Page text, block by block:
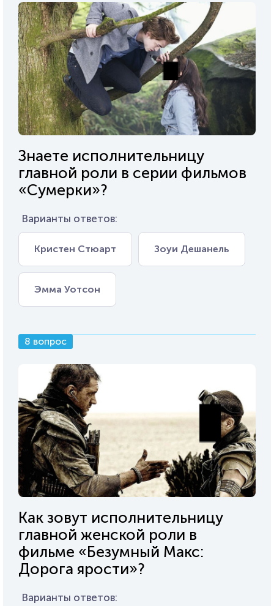
Знаете исполнительницу
главной роли в серии фильмов
«Сумерки»?
Варианты ответов:
Кристен Стюарт Зоуи Дешанель
Эмма Уотсон
8 вопрос
Как зовут исполнительницу
главной женской роли в
фильме «Безумный Макс:
Дорога ярости»?
Варианты ответов: